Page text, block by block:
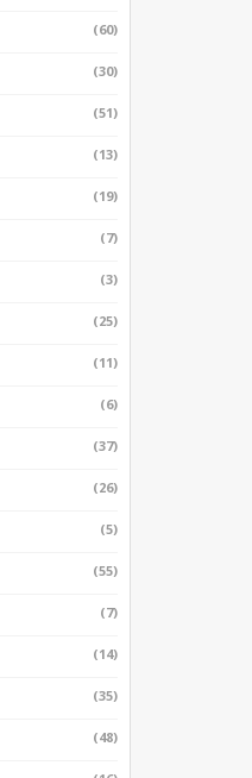
(60)
(30)
(51)
(13)
(19)
(7)
(3)
(25)
(11)
(6)
(37)
(26)
(5)
(55)
(7)
(14)
(35)
(48)